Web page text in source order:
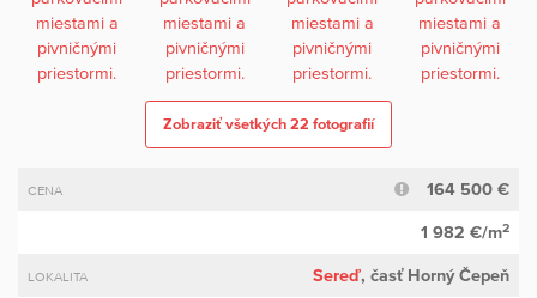
Zobraziť všetkých 22 fotografií
CENA 164 500 €
1 982 €/m2
LOKALITA Sereď, časť Horný Čepeň